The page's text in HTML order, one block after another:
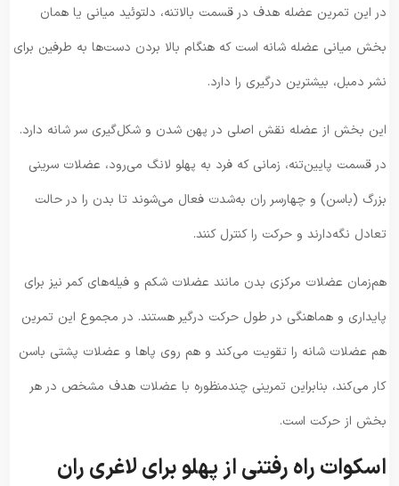
در این تمرین عضله هدف در قسمت بالاتنه، دلتوئید میانی یا همان
بخش میانی عضله شانه است که هنگام بالا بردن دست‌ها به طرفین برای
نشر دمبل، بیشترین درگیری را دارد.
این بخش از عضله نقش اصلی در پهن شدن و شکل‌گیری سر شانه دارد.
در قسمت پایین‌تنه، زمانی که فرد به پهلو لانگ می‌رود، عضلات سرینی
بزرگ (باسن) و چهارسر ران به‌شدت فعال می‌شوند تا بدن را در حالت
تعادل نگه‌دارند و حرکت را کنترل کنند.
هم‌زمان عضلات مرکزی بدن مانند عضلات شکم و فیله‌های کمر نیز برای
پایداری و هماهنگی در طول حرکت درگیر هستند. در مجموع این تمرین
هم عضلات شانه را تقویت می‌کند و هم روی پاها و عضلات پشتی باسن
کار می‌کند، بنابراین تمرینی چندمنظوره با عضلات هدف مشخص در هر
بخش از حرکت است.
اسکوات راه رفتنی از پهلو برای لاغری ران